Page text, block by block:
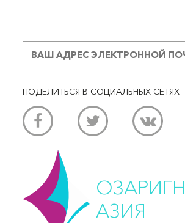
ПОДЕЛИТЬСЯ В СОЦИАЛЬНЫХ СЕТЯХ
ОЗАРИГН
АЗИЯ